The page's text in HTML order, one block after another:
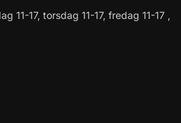
17, torsdag 11-17, fredag 11-17 ,